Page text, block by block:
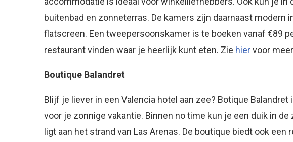
buitenbad en zonneterras. De kamers zijn daarnaast modern
flatscreen. Een tweepersoonskamer is te boeken vanaf €89
restaurant vinden waar je heerlijk kunt eten. Zie hiervoor
Boutique Balandret
Blijf je liever in een Valencia hotel aan zee? Botique
voor je zonnige vakantie. Binnen no time kun je een duik in
ligt aan het strand van Las Arenas. De boutique biedt ook